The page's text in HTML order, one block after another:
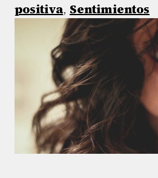
positiva, Sentimientos